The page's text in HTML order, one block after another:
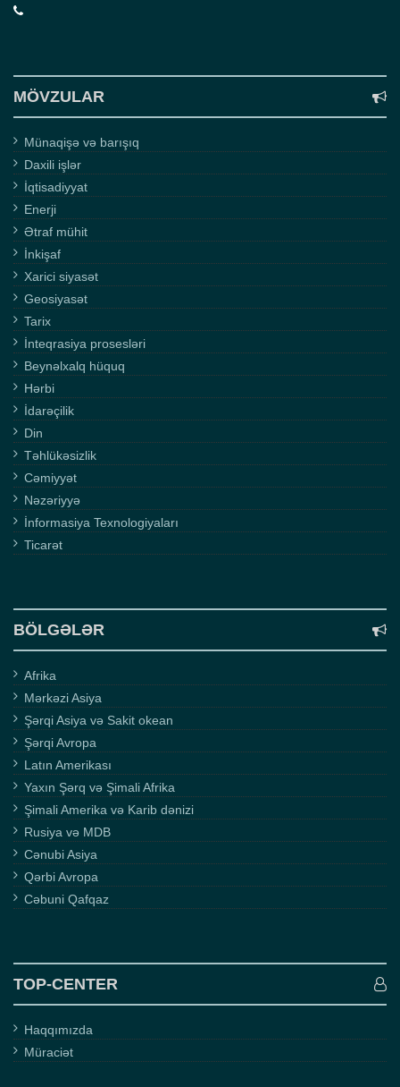
MÖVZULAR
Münaqişə və barışıq
Daxili işlər
İqtisadiyyat
Enerji
Ətraf mühit
İnkişaf
Xarici siyasət
Geosiyasət
Tarix
İnteqrasiya prosesləri
Beynəlxalq hüquq
Hərbi
İdarəçilik
Din
Təhlükəsizlik
Cəmiyyət
Nəzəriyyə
İnformasiya Texnologiyaları
Ticarət
BÖLGƏLƏR
Afrika
Mərkəzi Asiya
Şərqi Asiya və Sakit okean
Şərqi Avropa
Latın Amerikası
Yaxın Şərq və Şimali Afrika
Şimali Amerika və Karib dənizi
Rusiya və MDB
Cənubi Asiya
Qərbi Avropa
Cəbuni Qafqaz
TOP-CENTER
Haqqımızda
Müraciət